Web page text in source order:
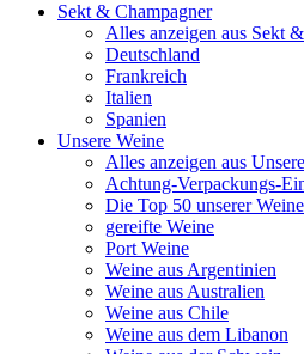
Sekt & Champagner
Alles anzeigen aus Sekt
Deutschland
Frankreich
Italien
Spanien
Unsere Weine
Alles anzeigen aus
Achtung-Verpackungs-
Die Top 50 unserer Weine
gereifte Weine
Port Weine
Weine aus Argentinien
Weine aus Australien
Weine aus Chile
Weine aus dem Libanon